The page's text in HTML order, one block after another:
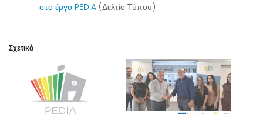
στο έργο PEDIA (Δελτίο Τύπου)
Σχετικά